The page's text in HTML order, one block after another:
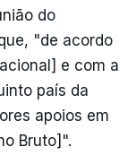
do
"de acordo
e com a
país da
apoios em
Bruto]".